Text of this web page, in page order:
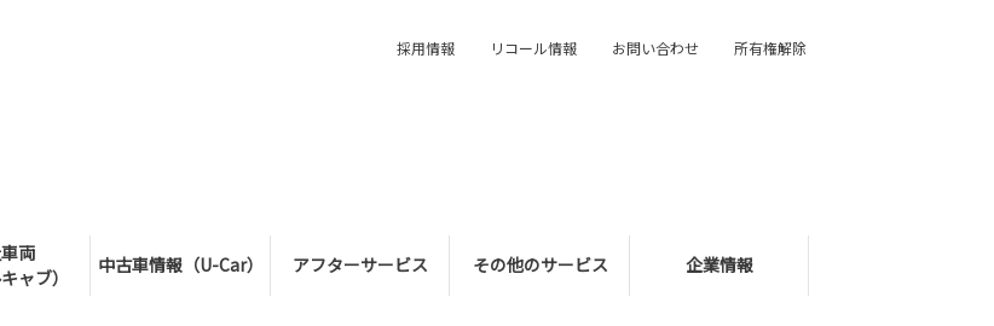
両
ャブ）
中古車情報（U-Car） アフターサービス その他のサービス 企業情報
採用情報 リコール情報 お問い合わせ 所有権解除